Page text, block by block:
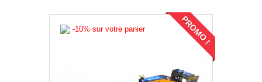
PROMO !
-10% sur votre panier